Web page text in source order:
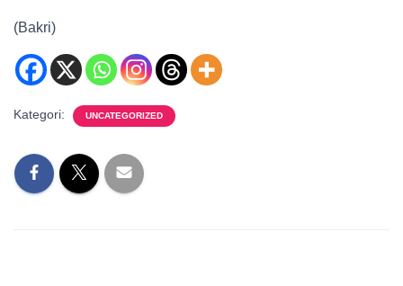
(Bakri)
Kategori: UNCATEGORIZED